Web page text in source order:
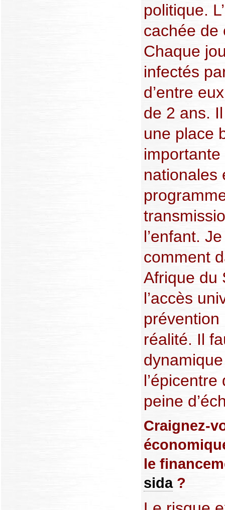
politique.
cachée de
Chaque
infectés
d’entre
de 2 ans.
une place
nationales
l’enfant.
comment
Afrique du
l’accès
réalité. Il
l’épicentre
peine
Craignez-
le
sida?